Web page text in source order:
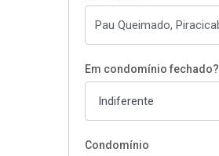
Em condomínio fechado?
Condomínio